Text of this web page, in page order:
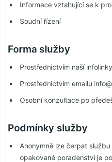
Informace vztahující se k
Soudní řízení
Forma služby
Prostřednictvím naší
Prostřednictvím emailu
Osobní konzultace po
Podmínky služby
Anonymně lze čerpat
opakované poradenství je